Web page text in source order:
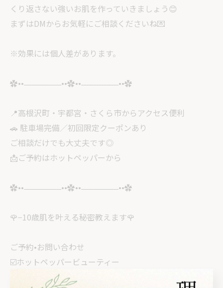
くり返さない強いお肌を作っていきましょう😊
まずはDMからお気軽にご相談くださいね💌
※効果には個人差があります。
✿••˗˗˗˗˗˗˗˗˗˗˗˗˗˗˗••✿••˗˗˗˗˗˗˗˗˗˗˗˗˗˗˗••✿
📍高根沢町・宇都宮・さくら市からアクセス便利
🚗 駐車場完備／初回限定クーポンあり
ご相談だけでも大丈夫です◎
📩ご予約はホットペッパーから
✿••˗˗˗˗˗˗˗˗˗˗˗˗˗˗˗••✿••˗˗˗˗˗˗˗˗˗˗˗˗˗˗˗••✿
🌹−10歳肌を叶える秘密教えます🌹
ご予約•お問い合わせ
☑️ホットペッパービューティー
プロフィールのリンクから🔗